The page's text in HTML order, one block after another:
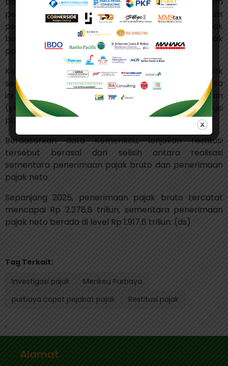
pengawasan sekaligus meningkatkan kualitas
pelaporan. Ke depan, Purbaya menegaskan tidak
boleh ada lagi kesalahan informasi yang berdampak
pada pengambilan kebijakan.
Kementerian Keuangan mencatat nilai restitusi pajak
sepanjang tahun 2025 mencapai Rp 361,2 triliun. Angka
ini melonjak signifikan sebesar 35,94% secara tahunan
(year-on-year/yoy) dibandingkan realisasi restitusi
pada 2024 yang tercatat Rp 265,7 triliun.
Berdasarkan data Kemenkeu, lonjakan restitusi
tersebut berasal dari selisih antara realisasi
sementara penerimaan pajak bruto dan penerimaan
pajak neto.
Sepanjang 2025, penerimaan pajak bruto tercatat
mencapai Rp 2.278,8 triliun, sementara penerimaan
pajak neto berada di level Rp 1.917,6 triliun. (ds)
Tag Terkait:
Investigasi pajak
Menkeu Purbaya
purbaya copot pejabat pajak
Restitusi pajak
.
Alamat